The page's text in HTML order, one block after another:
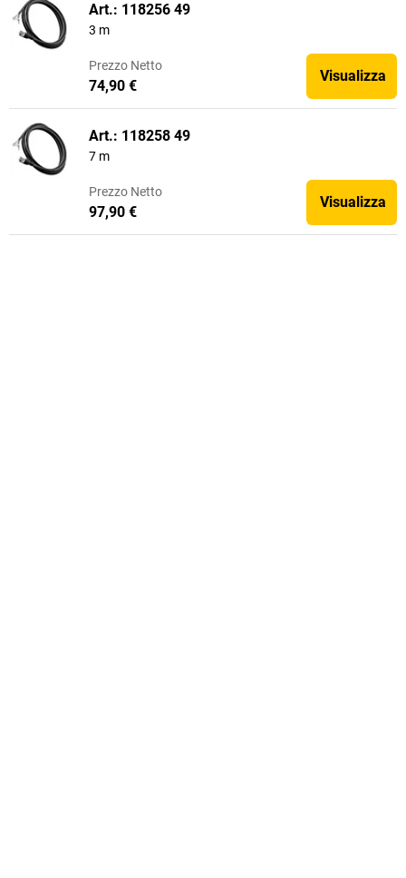
Art.: 118256 49
3 m
Prezzo Netto
74,90 €
Visualizza
Art.: 118258 49
7 m
Prezzo Netto
97,90 €
Visualizza